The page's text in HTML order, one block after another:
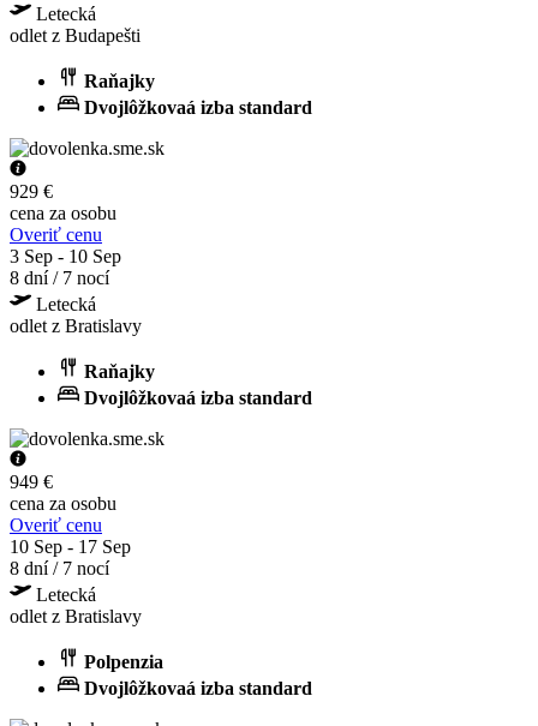
Letecká
odlet z Budapešti
Raňajky
Dvojlôžkovaá izba standard
929 €
cena za osobu
Overiť cenu
3 Sep - 10 Sep
8 dní / 7 nocí
Letecká
odlet z Bratislavy
Raňajky
Dvojlôžkovaá izba standard
949 €
cena za osobu
Overiť cenu
10 Sep - 17 Sep
8 dní / 7 nocí
Letecká
odlet z Bratislavy
Polpenzia
Dvojlôžkovaá izba standard